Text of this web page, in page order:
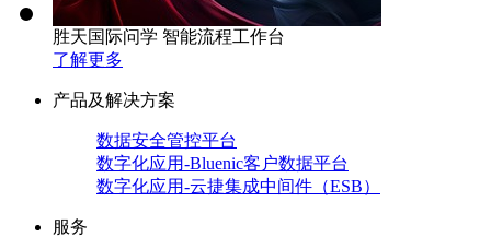
胜天国际问学 智能流程工作台
了解更多
产品及解决方案
数据安全管控平台
数字化应用-Bluenic客户数据平台
数字化应用-云捷集成中间件（ESB）
服务